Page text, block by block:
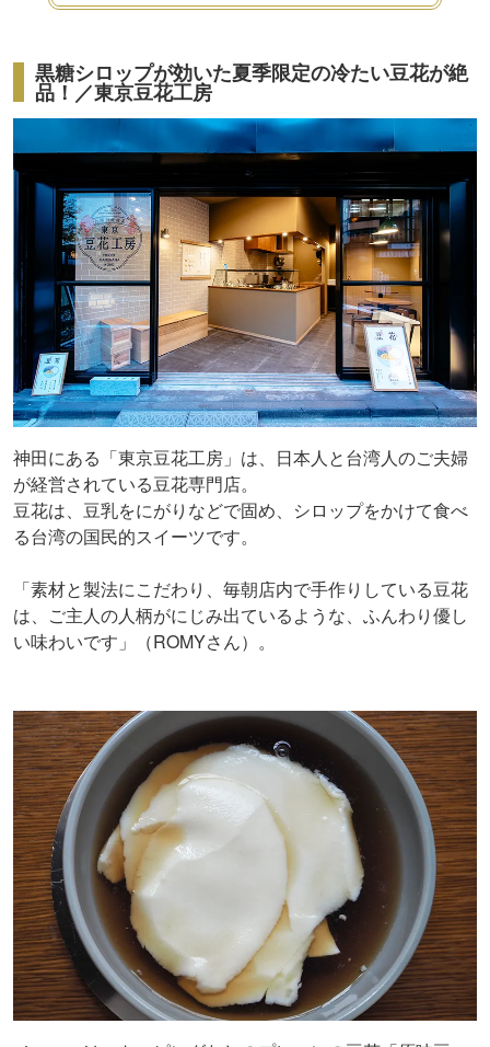
黒糖シロップが効いた夏季限定の冷たい豆花が絶
品！／東京豆花工房
神田にある「東京豆花工房」は、日本人と台湾人のご夫婦
が経営されている豆花専門店。
豆花は、豆乳をにがりなどで固め、シロップをかけて食べ
る台湾の国民的スイーツです。
「素材と製法にこだわり、毎朝店内で手作りしている豆花
は、ご主人の人柄がにじみ出ているような、ふんわり優し
い味わいです」（ROMYさん）。